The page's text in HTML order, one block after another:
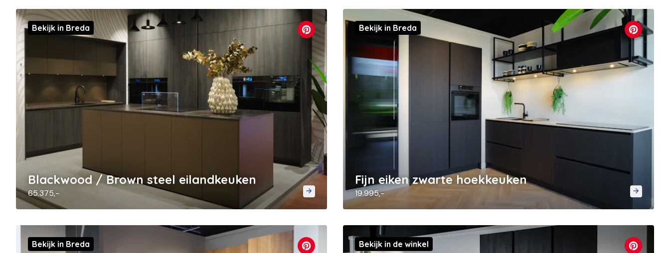
Blackwood / Brown steel eilandkeuken
65.375,-
Bekijk in Breda
Fijn eiken zwarte hoekkeuken
19.995,-
Bekijk in Breda
Bekijk in Breda Bekijk in de winkel